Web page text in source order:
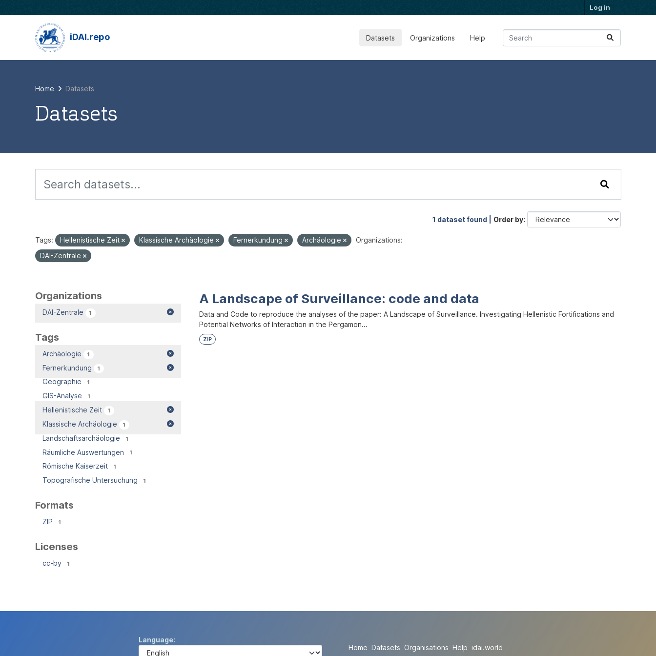
Log in
iDAI.repo Datasets Organizations Help
Home Datasets
Datasets
1 dataset found | Order by
Tags: Hellenistische Zeit Klassische Archäologie Fernerkundung Archäologie
Organizations:
DAI-Zentrale
Organizations
DAI-Zentrale 1
Tags
Archäologie 1
Fernerkundung 1
Geographie 1
GIS-Analyse 1
Hellenistische Zeit 1
Klassische Archäologie 1
Landschaftsarchäologie 1
Räumliche Auswertungen 1
Römische Kaiserzeit 1
Topografische Untersuchung 1
Formats
ZIP 1
Licenses
cc-by 1
A Landscape of Surveillance: code and data
Data and Code to reproduce the analyses of the paper: A Landscape of Surveillance. Investigating Hellenistic Fortifications and
Potential Networks of Interaction in the Pergamon...
ZIP
Language
Home Datasets Organisations Help idai.world